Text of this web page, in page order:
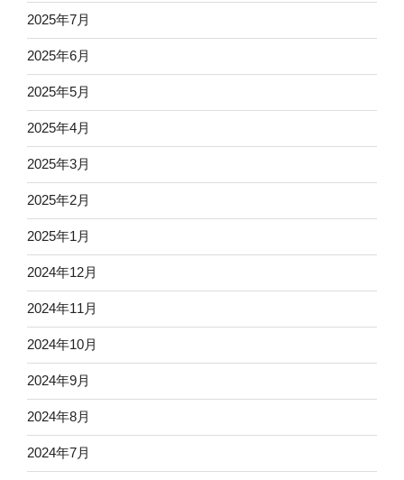
2025年7月
2025年6月
2025年5月
2025年4月
2025年3月
2025年2月
2025年1月
2024年12月
2024年11月
2024年10月
2024年9月
2024年8月
2024年7月